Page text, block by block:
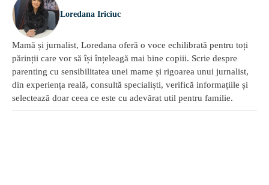
Loredana Iriciuc
Mamă și jurnalist, Loredana oferă o voce echilibrată pentru toți
părinții care vor să își înțeleagă mai bine copiii. Scrie despre
parenting cu sensibilitatea unei mame și rigoarea unui jurnalist,
din experiența reală, consultă specialiști, verifică informațiile și
selectează doar ceea ce este cu adevărat util pentru familie.